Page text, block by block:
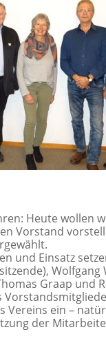
Heute wollen
Vorstand
und Einsatz
Wolfgang
Graap und
Vereins ein –
der